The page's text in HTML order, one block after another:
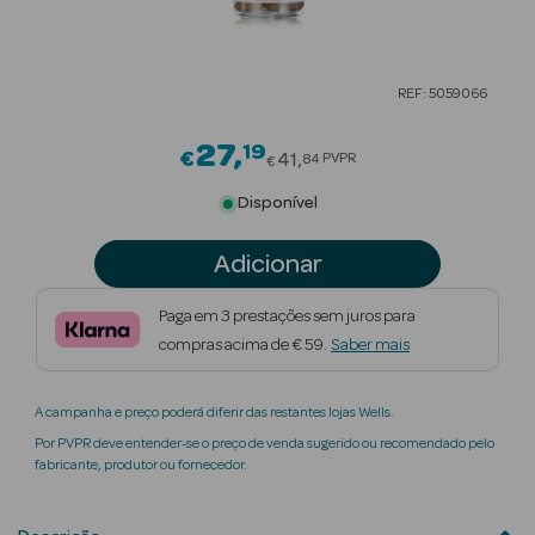
Beauty Season
Beauty Season
Maquilhagem
Beauty Season
Perfumes
REF: 5059066
€27 19Price reduced from
€ 41 84 PVPR
Disponível
Adicionar
Paga em 3 prestações sem juros para
compras acima de € 59. Saber mais
A campanha e preço poderá diferir das restantes lojas Wells.
Por PVPR deve entender-se o preço de venda sugerido ou recomendado pelo
fabricante, produtor ou fornecedor.